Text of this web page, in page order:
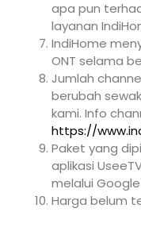
apa pun
layanan
IndiHome
ONT selama
Jumlah
berubah
kami. Info
https://
Paket yang
aplikasi
melalui
Harga belum